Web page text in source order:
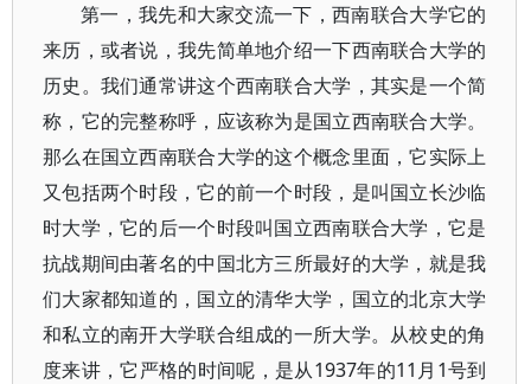
第一，我先和大家交流一下，西南联合大学它的
来历，或者说，我先简单地介绍一下西南联合大学的
历史。我们通常讲这个西南联合大学，其实是一个简
称，它的完整称呼，应该称为是国立西南联合大学。
那么在国立西南联合大学的这个概念里面，它实际上
又包括两个时段，它的前一个时段，是叫国立长沙临
时大学，它的后一个时段叫国立西南联合大学，它是
抗战期间由著名的中国北方三所最好的大学，就是我
们大家都知道的，国立的清华大学，国立的北京大学
和私立的南开大学联合组成的一所大学。从校史的角
度来讲，它严格的时间呢，是从1937年的11月1号到